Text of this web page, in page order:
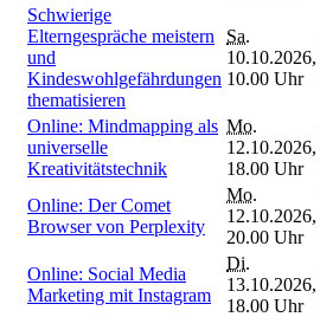
Schwierige
Elterngespräche meistern
und
Kindeswohlgefährdungen
thematisieren
Sa.
10.10.2026,
10.00 Uhr
Online: Mindmapping als
universelle
Kreativitätstechnik
Mo.
12.10.2026,
18.00 Uhr
Online: Der Comet
Browser von Perplexity
Mo.
12.10.2026,
20.00 Uhr
Online: Social Media
Marketing mit Instagram
Di.
13.10.2026,
18.00 Uhr